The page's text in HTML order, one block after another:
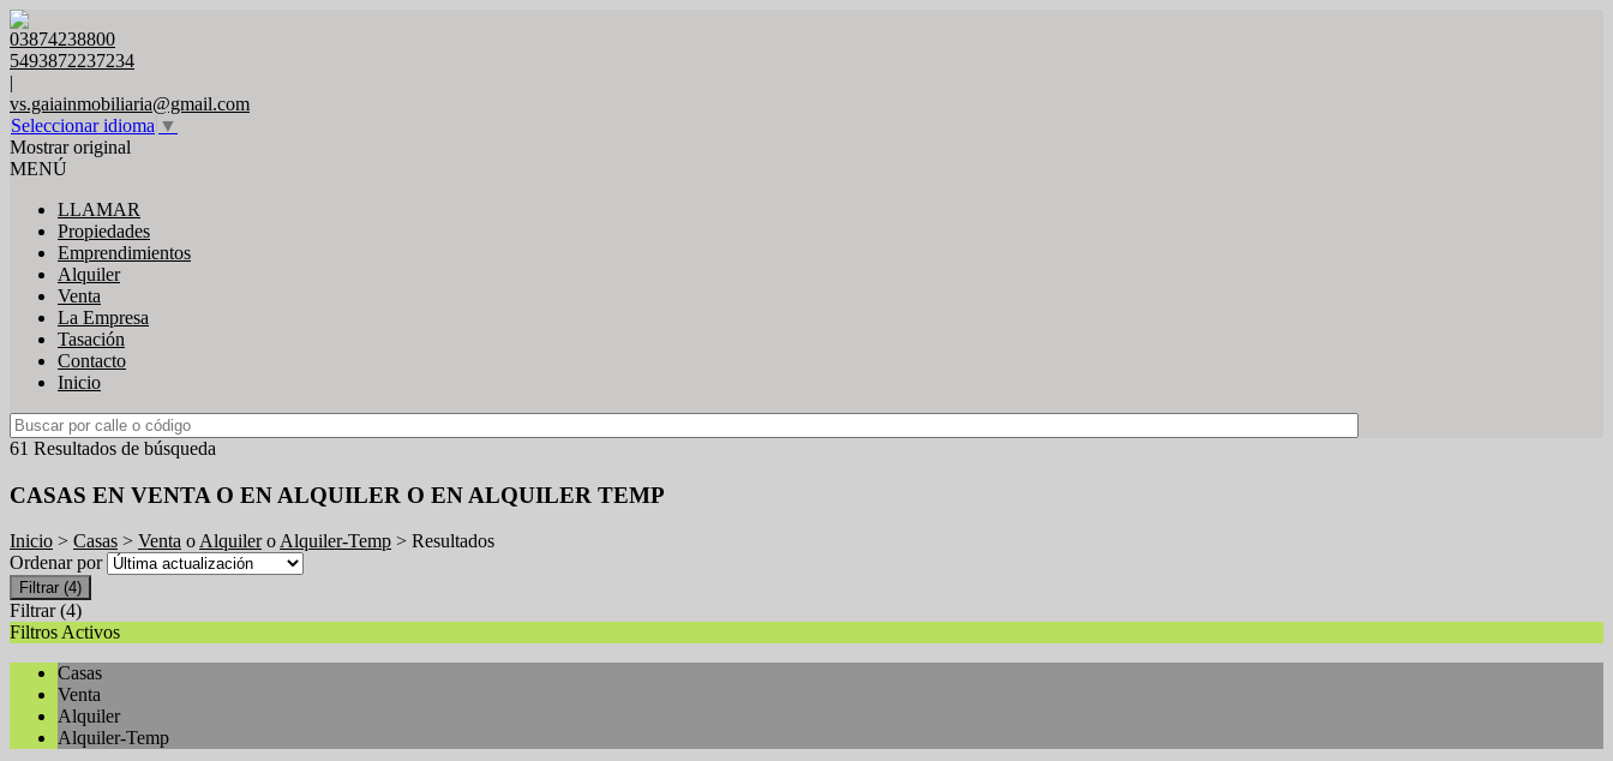
03874238800
5493872237234
|
vs.gaiainmobiliaria@gmail.com
Seleccionar idioma ▼
Mostrar original
MENÚ
LLAMAR
Propiedades
Emprendimientos
Alquiler
Venta
La Empresa
Tasación
Contacto
Inicio
61 Resultados de búsqueda
CASAS EN VENTA O EN ALQUILER O EN ALQUILER TEMP
Inicio > Casas > Venta oAlquileroAlquiler-Temp > Resultados
Ordenar por
Filtrar (4)
Filtrar (4)
Filtros Activos
Casas
Venta
Alquiler
Alquiler-Temp